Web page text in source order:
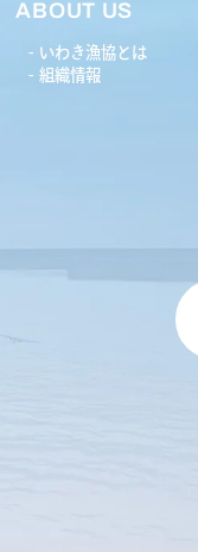
ABOUT US
いわき漁協とは
組織情報